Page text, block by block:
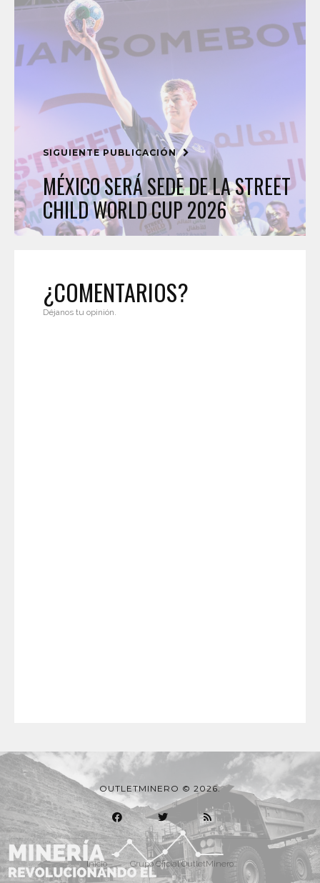
SIGUIENTE PUBLICACIÓN
MÉXICO SERÁ SEDE DE LA STREET
CHILD WORLD CUP 2026
¿COMENTARIOS?
Déjanos tu opinión.
OUTLETMINERO © 2026.
Inicio Grupo Oficial OutletMinero